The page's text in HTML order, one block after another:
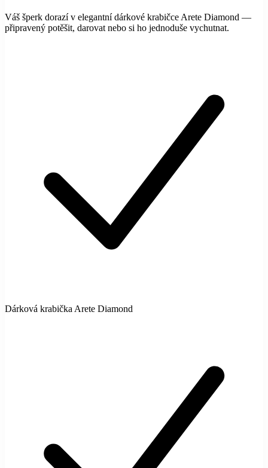
Váš šperk dorazí v elegantní dárkové krabičce Arete Diamond —
připravený potěšit, darovat nebo si ho jednoduše vychutnat.
Dárková krabička Arete Diamond